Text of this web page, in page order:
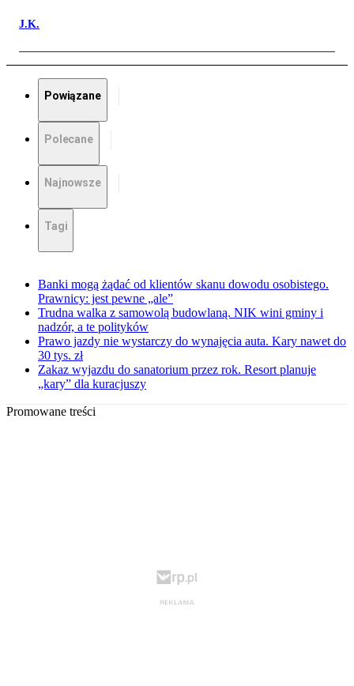
J.K.
Powiązane
Polecane
Najnowsze
Tagi
Banki mogą żądać od klientów skanu dowodu osobistego.
Prawnicy: jest pewne „ale”
Trudna walka z samowolą budowlaną. NIK wini gminy i
nadzór, a te polityków
Prawo jazdy nie wystarczy do wynajęcia auta. Kary nawet do
30 tys. zł
Zakaz wyjazdu do sanatorium przez rok. Resort planuje
„kary” dla kuracjuszy
Promowane treści